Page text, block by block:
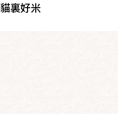
貓裏好米